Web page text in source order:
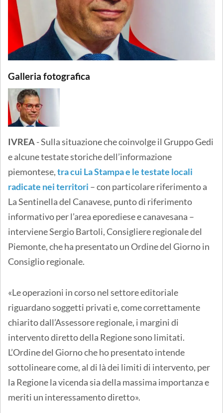
Galleria fotografica
IVREA- Sulla situazione che coinvolge il Gruppo Gedi
e alcune testate storiche dell’informazione
piemontese,tra cui La Stampa e le testate locali
radicate nei territori – con particolare riferimento a
La Sentinella del Canavese, punto di riferimento
informativo per l’area eporediese e canavesana –
interviene Sergio Bartoli, Consigliere regionale del
Piemonte, che ha presentato un Ordine del Giorno in
Consiglio regionale.
«Le operazioni in corso nel settore editoriale
riguardano soggetti privati e, come correttamente
chiarito dall’Assessore regionale, i margini di
intervento diretto della Regione sono limitati.
L’Ordine del Giorno che ho presentato intende
sottolineare come, al di là dei limiti di intervento, per
la Regione la vicenda sia della massima importanza e
meriti un interessamento diretto».